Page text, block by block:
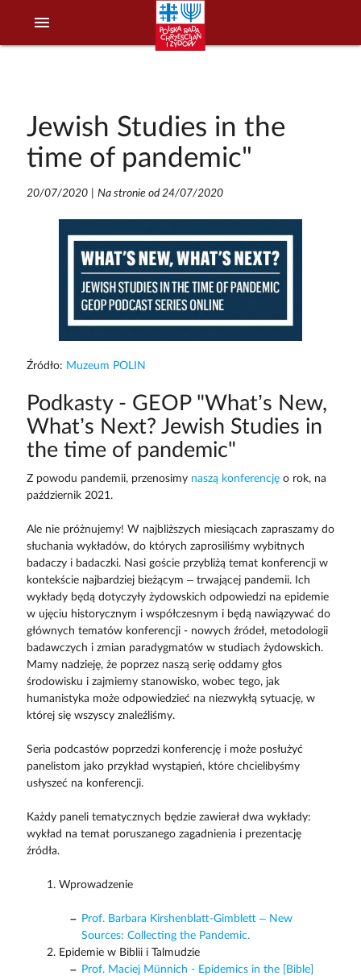
menu
Jewish Studies in the
time of pandemic"
20/07/2020| Na stronie od 24/07/2020
Źródło: Muzeum POLIN
Podkasty - GEOP "What’s New,
What’s Next? Jewish Studies in
the time of pandemic"
Z powodu pandemii, przenosimy naszą konferencjęo rok, na
październik 2021.
Ale nie próżnujemy! W najbliższych miesiącach zapraszamy do
słuchania wykładów, do których zaprosiliśmy wybitnych
badaczy i badaczki. Nasi goście przybliżą temat konferencji w
kontekście najbardziej bieżącym – trwającej pandemii. Ich
wykłady będą dotyczyły żydowskich odpowiedzi na epidemie
w ujęciu historycznym i współczesnym i będą nawiązywać do
głównych tematów konferencji - nowych źródeł, metodologii
badawczych i zmian paradygmatów w studiach żydowskich.
Mamy nadzieję, że poprzez naszą serię oddamy głos
środowisku i zajmiemy stanowisko, wobec tego, jak
humanistyka może odpowiedzieć na niezwykłą sytuację, w
której się wszyscy znaleźliśmy.
Seria podcastów poprzedzi konferencję i może posłużyć
panelistom jako przykład wystąpień, które chcielibyśmy
usłyszeć na konferencji.
Każdy paneli tematycznych będzie zawierał dwa wykłady:
wykład na temat poruszanego zagadnienia i prezentację
źródła.
Wprowadzenie
Prof. Barbara Kirshenblatt-Gimblett – New
Sources: Collecting the Pandemic.
Epidemie w Biblii i Talmudzie
Prof. Maciej Münnich - Epidemics in the [Bible]